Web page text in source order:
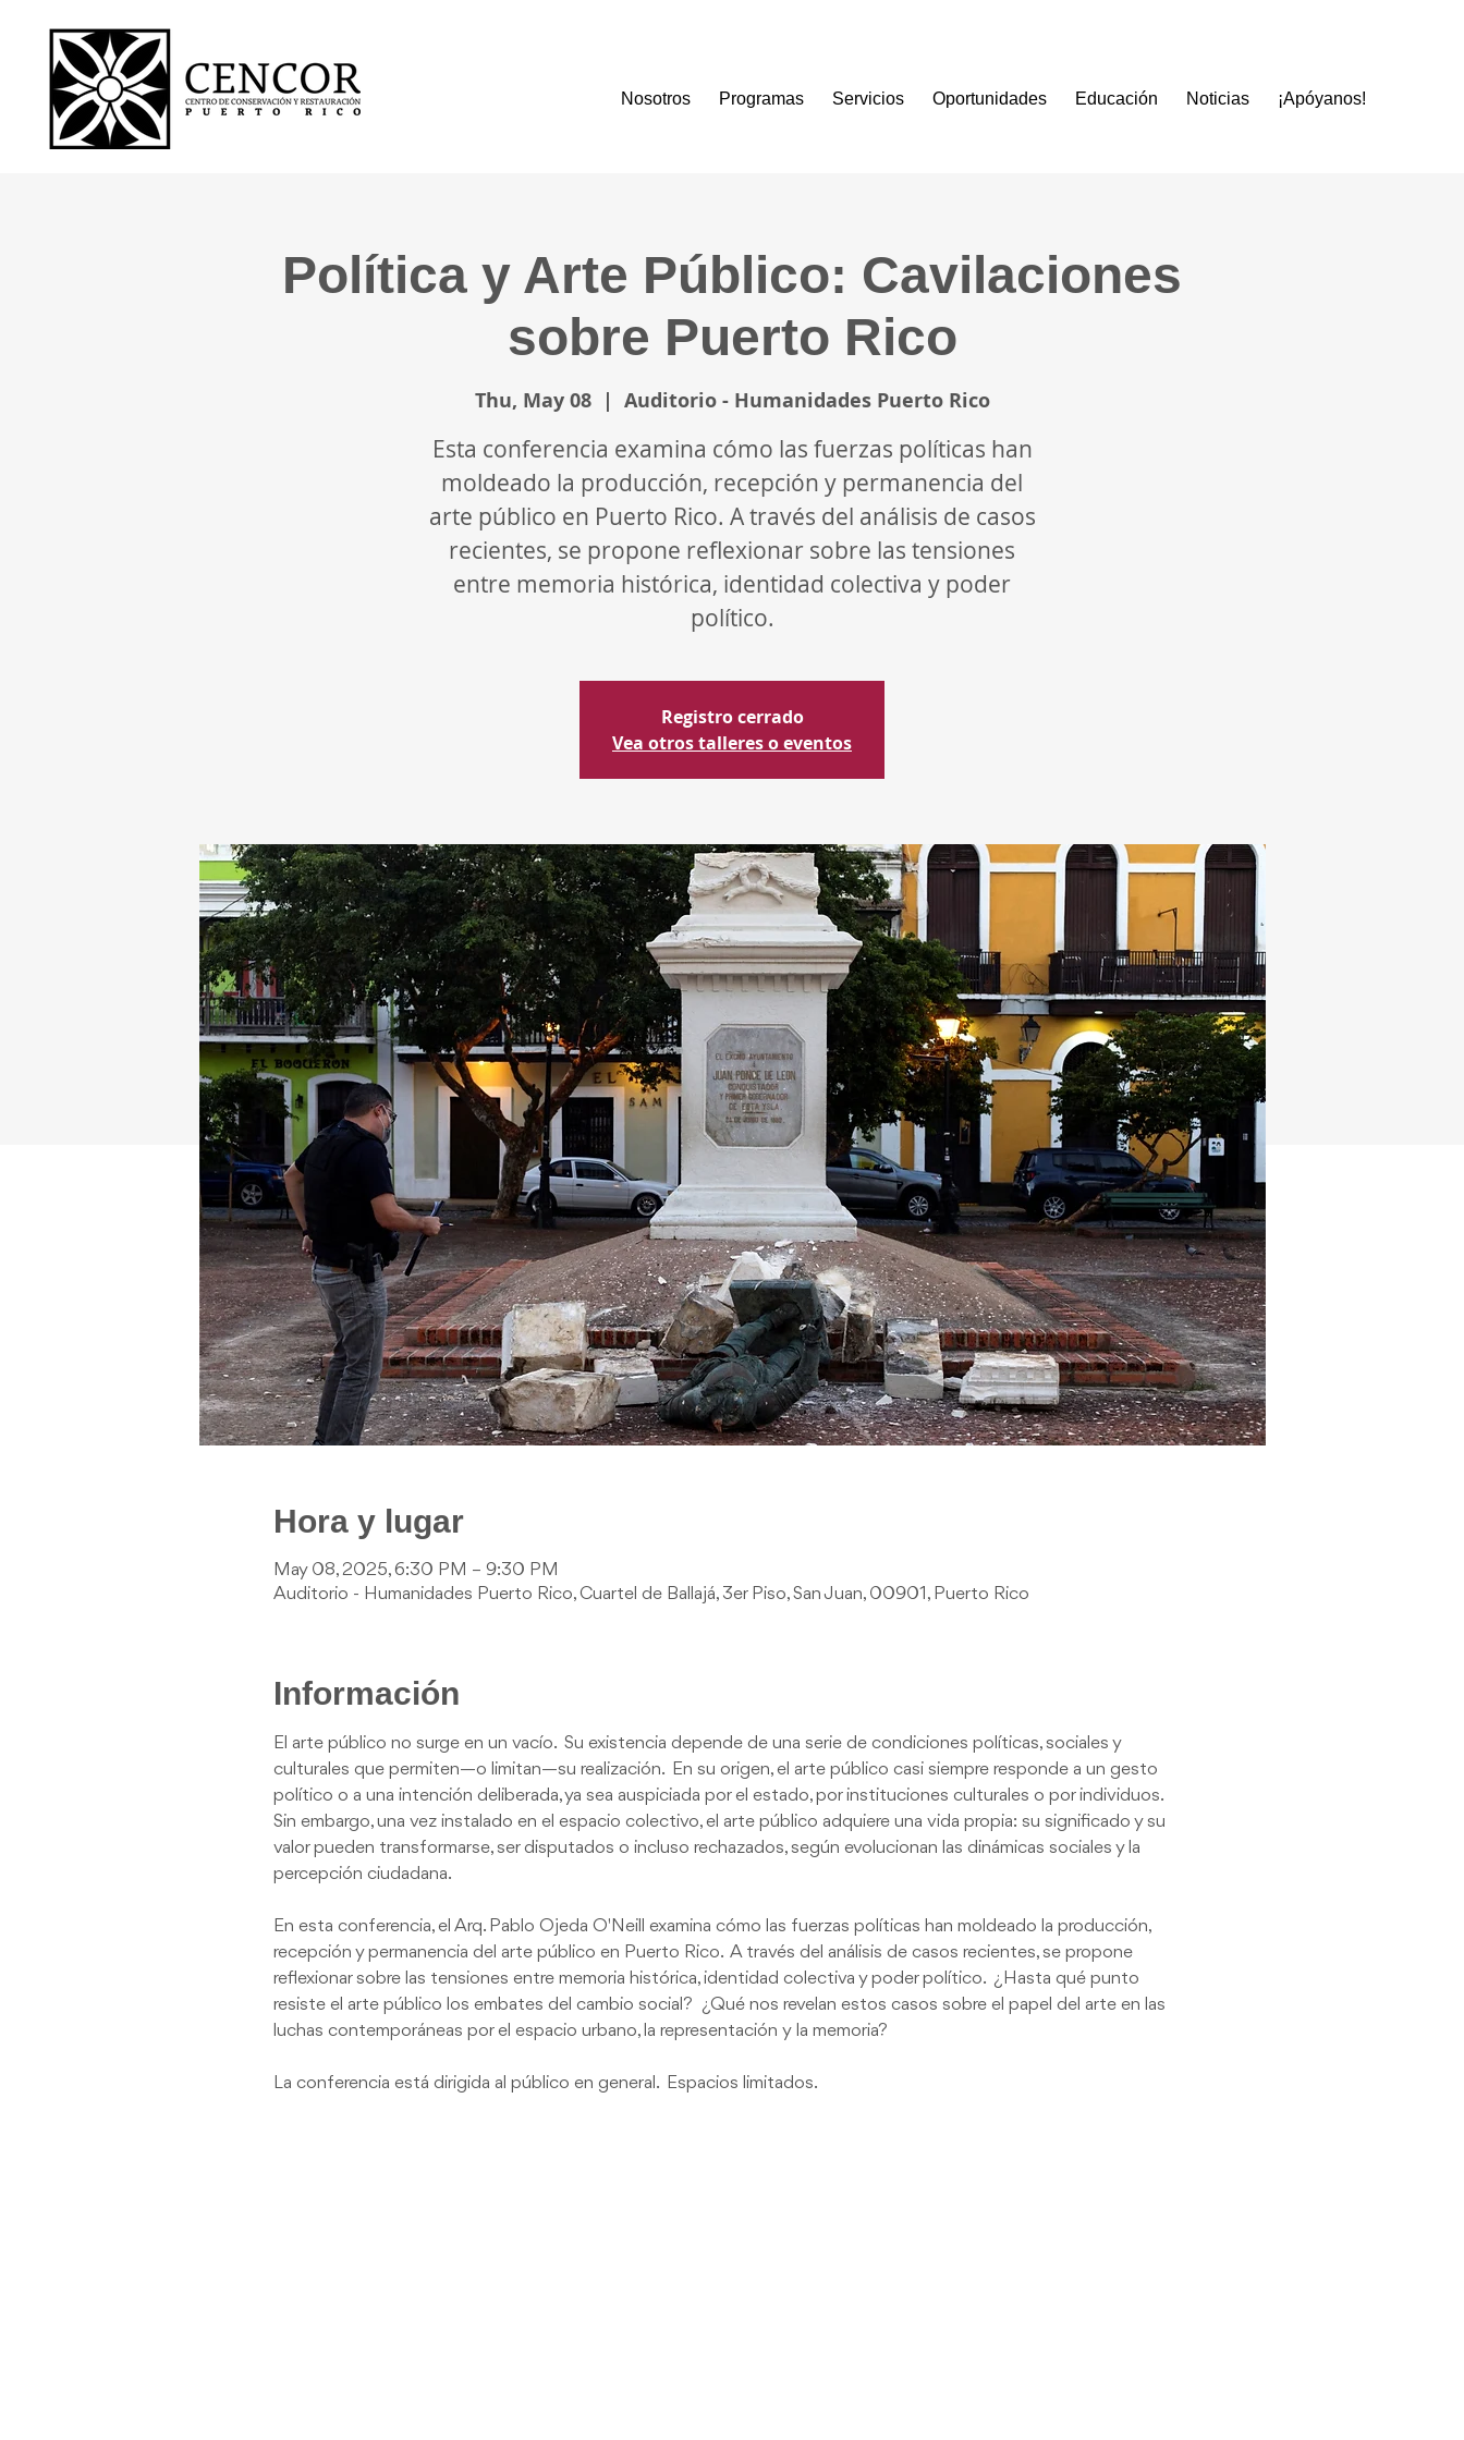
Nosotros Programas Servicios Oportunidades Educación Noticias ¡Apóyanos!
Política y Arte Público: Cavilaciones
sobre Puerto Rico
Thu, May 08
  |
Auditorio - Humanidades Puerto Rico
Esta conferencia examina cómo las fuerzas políticas han
moldeado la producción, recepción y permanencia del
arte público en Puerto Rico. A través del análisis de casos
recientes, se propone reflexionar sobre las tensiones
entre memoria histórica, identidad colectiva y poder
político.
Registro cerrado
Vea otros talleres o eventos
Hora y lugar
May 08, 2025, 6:30 PM – 9:30 PM
Auditorio - Humanidades Puerto Rico, Cuartel de Ballajá, 3er Piso, San Juan, 00901, Puerto Rico
Información
El arte público no surge en un vacío.  Su existencia depende de una serie de condiciones políticas, sociales y
culturales que permiten—o limitan—su realización.  En su origen, el arte público casi siempre responde a un gesto
político o a una intención deliberada, ya sea auspiciada por el estado, por instituciones culturales o por individuos.
Sin embargo, una vez instalado en el espacio colectivo, el arte público adquiere una vida propia: su significado y su
valor pueden transformarse, ser disputados o incluso rechazados, según evolucionan las dinámicas sociales y la
percepción ciudadana.
En esta conferencia, el Arq. Pablo Ojeda O'Neill examina cómo las fuerzas políticas han moldeado la producción,
recepción y permanencia del arte público en Puerto Rico.  A través del análisis de casos recientes, se propone
reflexionar sobre las tensiones entre memoria histórica, identidad colectiva y poder político.  ¿Hasta qué punto
resiste el arte público los embates del cambio social?  ¿Qué nos revelan estos casos sobre el papel del arte en las
luchas contemporáneas por el espacio urbano, la representación y la memoria?
La conferencia está dirigida al público en general.  Espacios limitados.